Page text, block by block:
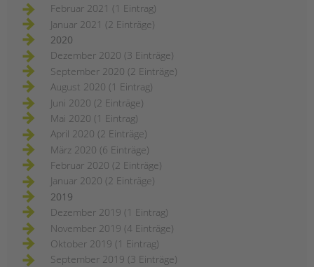
Februar 2021 (1 Eintrag)
Januar 2021 (2 Einträge)
2020
Dezember 2020 (3 Einträge)
September 2020 (2 Einträge)
August 2020 (1 Eintrag)
Juni 2020 (2 Einträge)
Mai 2020 (1 Eintrag)
April 2020 (2 Einträge)
März 2020 (6 Einträge)
Februar 2020 (2 Einträge)
Januar 2020 (2 Einträge)
2019
Dezember 2019 (1 Eintrag)
November 2019 (4 Einträge)
Oktober 2019 (1 Eintrag)
September 2019 (3 Einträge)